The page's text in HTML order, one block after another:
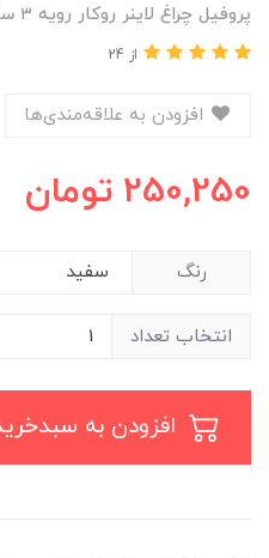
پروفیل چراغ لاینر روکار رویه ۳ سانتی ارتفاع ۱۶ میل
از 24
250,250 تومان
رنگ
انتخاب تعداد